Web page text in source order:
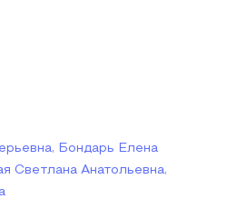
Бондарь Елена
Светлана Анатольевна,